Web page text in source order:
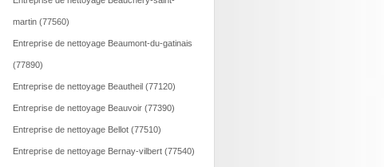
martin (77560)
Entreprise de nettoyage Beaumont-du-gatinais
(77890)
Entreprise de nettoyage Beautheil (77120)
Entreprise de nettoyage Beauvoir (77390)
Entreprise de nettoyage Bellot (77510)
Entreprise de nettoyage Bernay-vilbert (77540)